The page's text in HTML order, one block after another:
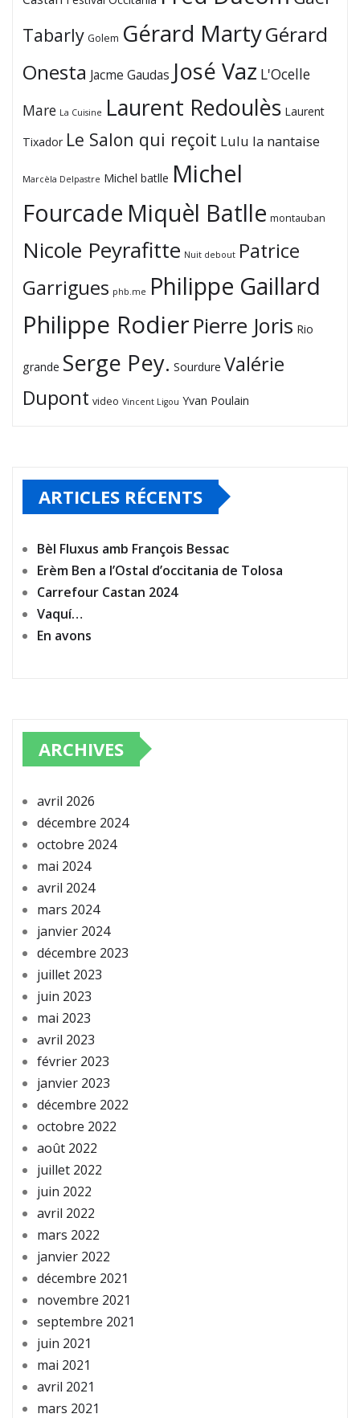
Tabarly Golem Gérard MartyGérard
Onesta Jacme Gaudas José Vaz L'Ocelle
Mare La Cuisine Laurent Redoulès Laurent
Tixador Le Salon qui reçoit Lulu la nantaise
Marcèla Delpastre Michel batlle Michel
Fourcade Miquèl Batlle montauban
Nicole Peyrafitte Nuit debout Patrice
Garrigues phb.me Philippe Gaillard
Philippe Rodier Pierre Joris Rio
grande Serge Pey. Sourdure Valérie
Dupont video Vincent Ligou Yvan Poulain
ARTICLES RÉCENTS
Bèl Fluxus amb François Bessac
Erèm Ben a l’Ostal d’occitania de Tolosa
Carrefour Castan 2024
Vaquí…
En avons
ARCHIVES
avril 2026
décembre 2024
octobre 2024
mai 2024
avril 2024
mars 2024
janvier 2024
décembre 2023
juillet 2023
juin 2023
mai 2023
avril 2023
février 2023
janvier 2023
décembre 2022
octobre 2022
août 2022
juillet 2022
juin 2022
avril 2022
mars 2022
janvier 2022
décembre 2021
novembre 2021
septembre 2021
juin 2021
mai 2021
avril 2021
mars 2021